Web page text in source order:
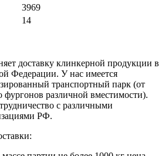
3969
14
доставку клинкерной продукции в
Федерации. У нас имеется
транспортный парк (от
фургонов различной вместимости).
с различными
РФ.